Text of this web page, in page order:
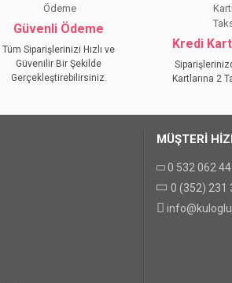
GÖNDER
Güvenli Ödeme
Tüm Siparişlerinizi Hızlı ve
Güvenilir Bir Şekilde
Gerçekleştirebilirsiniz.
Kredi
Kartlarına 2
MÜŞTERİ
0 532 062
0 (352) 231